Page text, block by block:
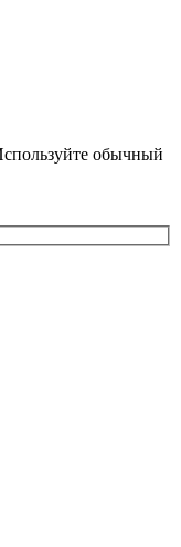
обычный